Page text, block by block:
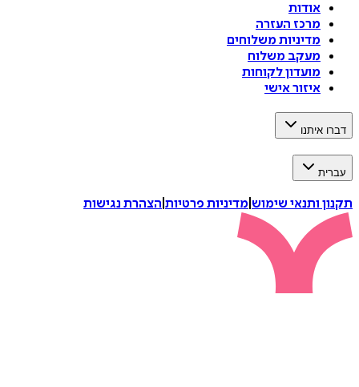
אודות
מרכז העזרה
מדיניות משלוחים
מעקב משלוח
מועדון לקוחות
איזור אישי
דברו איתנו
עברית
תקנון ותנאי שימוש מדיניות פרטיות הצהרת נגישות